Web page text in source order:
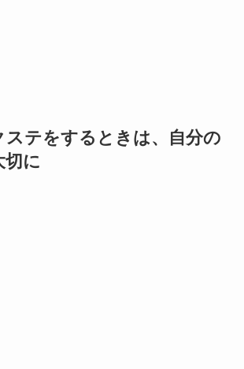
テをするときは、自分の
切に